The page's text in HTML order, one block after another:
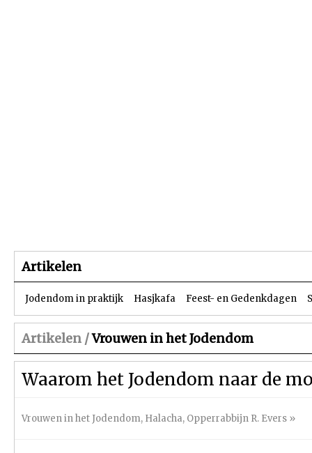
Artikelen
Jodendom in praktijk Hasjkafa Feest- en Gedenkdagen
Artikelen /Vrouwen in het Jodendom
Waarom het Jodendom naar de
Vrouwen in het Jodendom, Halacha, Opperrabbijn R. Evers »